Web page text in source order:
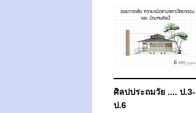
ศิลปประถมวัย .... ป.3-
ป.6